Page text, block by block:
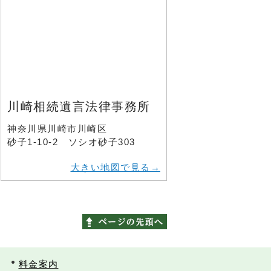
川崎相続遺言法律事務所
神奈川県川崎市川崎区
砂子1-10-2 ソシオ砂子303
大きい地図で見る→
料金案内